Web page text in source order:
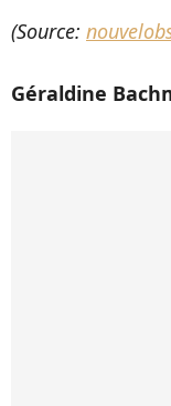
(Source:
Géraldine